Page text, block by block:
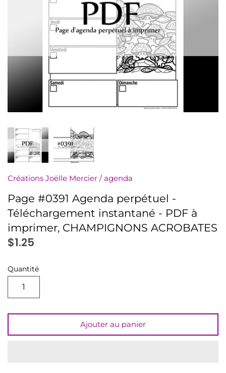
Créations Joëlle Mercier /agenda
Page #0391 Agenda perpétuel -
Téléchargement instantané - PDF à
imprimer, CHAMPIGNONS ACROBATES
$1.25
Quantité
Ajouter au panier
numériquement
Minis à l'unité
Nuanciers
PDF (téléchargement)
Pochettes (8,5x11)
Rassemblements
Sachets (minis 4x5)
Signets
Autres à colorier
LIQUIDATION